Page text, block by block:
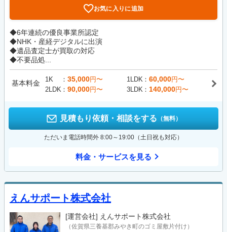
お気に入りに追加
◆6年連続の優良事業所認定
◆NHK・産経デジタルに出演
◆遺品査定士が買取の対応
◆不要品処...
基本料金 1K 35,000円〜 1LDK 60,000円〜
2LDK
90,000円〜 3LDK 140,000円〜
見積もり依頼・相談をする （無料）
ただいま電話時間外 8:00～19:00（土日祝も対応）
料金・サービスを見る
えんサポート株式会社
[運営会社] えんサポート株式会社
（佐賀県三養基郡みやき町のゴミ屋敷片付け）